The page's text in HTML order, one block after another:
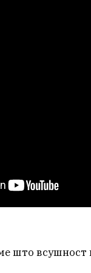
што всушност